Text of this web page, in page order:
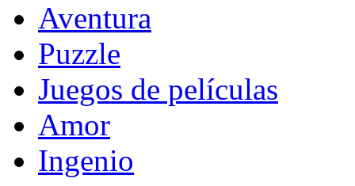
Aventura
Puzzle
Juegos de películas
Amor
Ingenio